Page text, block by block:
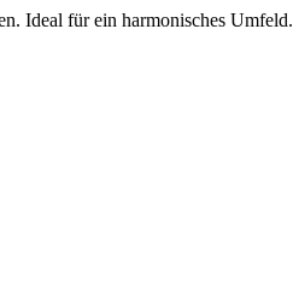
Ideal für ein harmonisches Umfeld.